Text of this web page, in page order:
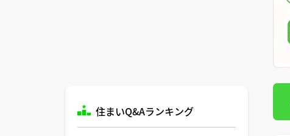
住まいQ&Aランキング